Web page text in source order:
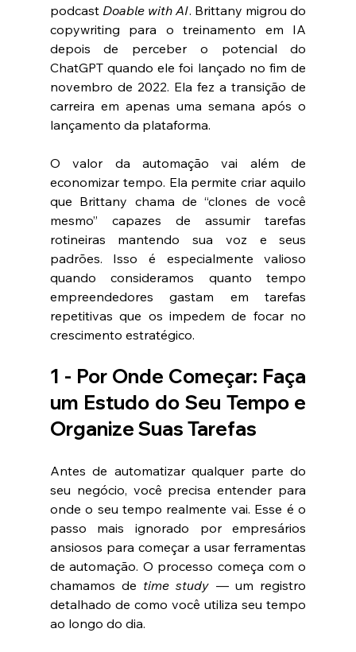
podcast Doable with AI. Brittany migrou do
copywriting para o treinamento em IA
depois de perceber o potencial do
ChatGPT quando ele foi lançado no fim de
novembro de 2022. Ela fez a transição de
carreira em apenas uma semana após o
lançamento da plataforma.
O valor da automação vai além de
economizar tempo. Ela permite criar aquilo
que Brittany chama de “clones de você
mesmo” capazes de assumir tarefas
rotineiras mantendo sua voz e seus
padrões. Isso é especialmente valioso
quando consideramos quanto tempo
empreendedores gastam em tarefas
repetitivas que os impedem de focar no
crescimento estratégico.
1 - Por Onde Começar: Faça
um Estudo do Seu Tempo e
Organize Suas Tarefas
Antes de automatizar qualquer parte do
seu negócio, você precisa entender para
onde o seu tempo realmente vai. Esse é o
passo mais ignorado por empresários
ansiosos para começar a usar ferramentas
de automação. O processo começa com o
chamamos de time study — um registro
detalhado de como você utiliza seu tempo
ao longo do dia.